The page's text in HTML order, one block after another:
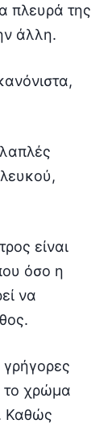
πλευρά της
άλλη.
είναι
όσο η
να
το χρώμα
Καθώς